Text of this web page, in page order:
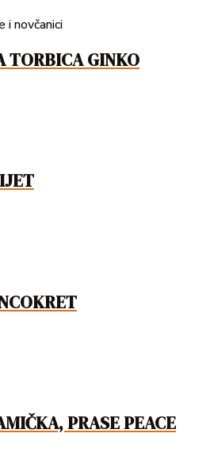
i novčanici
TORBICA GINKO
PRASE PEACE